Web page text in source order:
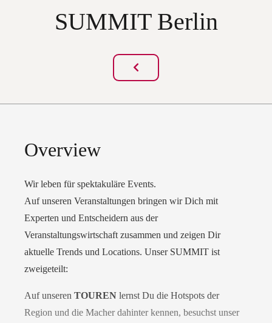
SUMMIT Berlin
Overview
Wir leben für spektakuläre Events.
Auf unseren Veranstaltungen bringen wir Dich mit
Experten und Entscheidern aus der
Veranstaltungswirtschaft zusammen und zeigen Dir
aktuelle Trends und Locations. Unser SUMMIT ist
zweigeteilt:
Auf unseren TOUREN lernst Du die Hotspots der
Region und die Macher dahinter kennen, besuchst unser